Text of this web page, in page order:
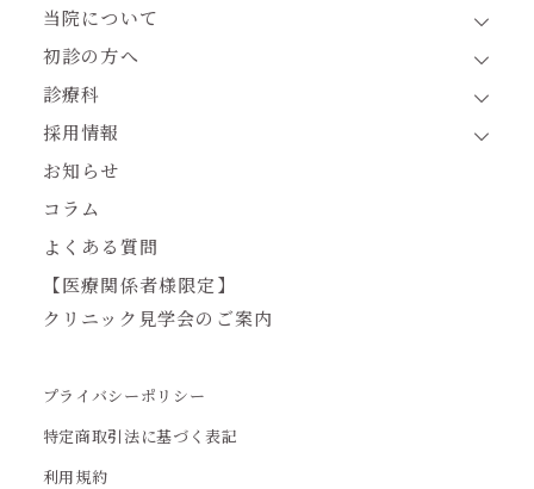
当院について
初診の方へ
診療科
採用情報
お知らせ
コラム
よくある質問
【医療関係者様限定】
クリニック見学会のご案内
プライバシーポリシー
特定商取引法に基づく表記
利用規約